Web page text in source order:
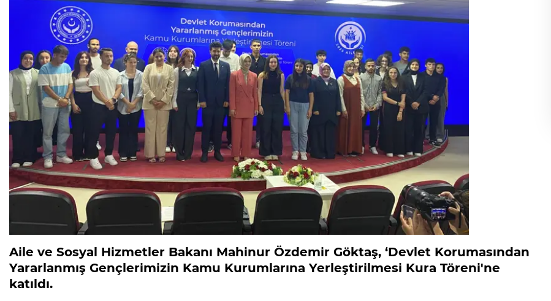
Aile ve Sosyal Hizmetler Bakanı Mahinur Özdemir Göktaş, ‘Devlet Korumasından
Yararlanmış Gençlerimizin Kamu Kurumlarına Yerleştirilmesi Kura Töreni'ne
katıldı.